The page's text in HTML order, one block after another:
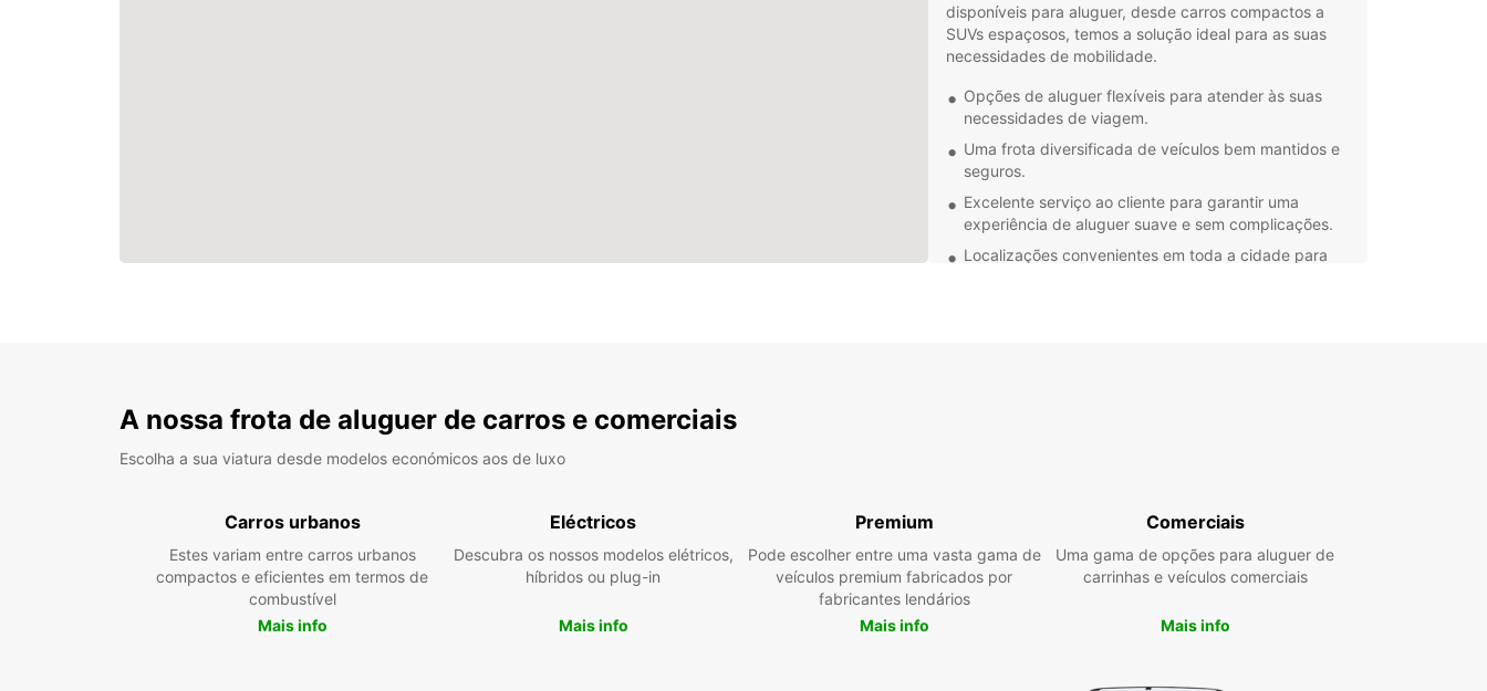
disponíveis para aluguer, desde carros compactos a
SUVs espaçosos, temos a solução ideal para as suas
necessidades de mobilidade.
Opções de aluguer flexíveis para atender às suas
necessidades de viagem.
Uma frota diversificada de veículos bem mantidos e
seguros.
Excelente serviço ao cliente para garantir uma
experiência de aluguer suave e sem complicações.
Localizações convenientes em toda a cidade para
A nossa frota de aluguer de carros e comerciais
Escolha a sua viatura desde modelos económicos aos de luxo
Carros urbanos
Estes variam entre carros urbanos
compactos e eficientes em termos de
combustível
Mais info
Eléctricos
Descubra os nossos modelos elétricos,
híbridos ou plug-in
Mais info
Premium
Pode escolher entre uma vasta gama de
veículos premium fabricados por
fabricantes lendários
Mais info
Comerciais
Uma gama de opções para aluguer de
carrinhas e veículos comerciais
Mais info